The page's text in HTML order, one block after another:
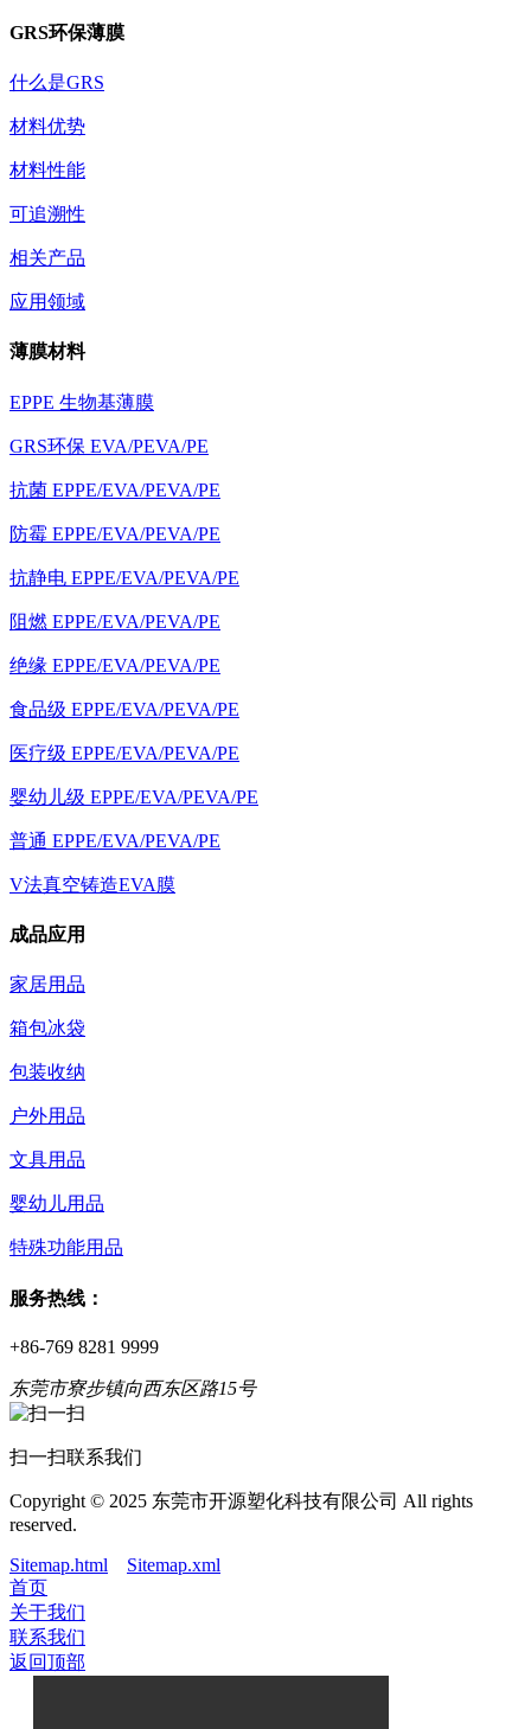
GRS环保薄膜
什么是GRS
材料优势
材料性能
可追溯性
相关产品
应用领域
薄膜材料
EPPE 生物基薄膜
GRS环保 EVA/PEVA/PE
抗菌 EPPE/EVA/PEVA/PE
防霉 EPPE/EVA/PEVA/PE
抗静电 EPPE/EVA/PEVA/PE
阻燃 EPPE/EVA/PEVA/PE
绝缘 EPPE/EVA/PEVA/PE
食品级 EPPE/EVA/PEVA/PE
医疗级 EPPE/EVA/PEVA/PE
婴幼儿级 EPPE/EVA/PEVA/PE
普通 EPPE/EVA/PEVA/PE
V法真空铸造EVA膜
成品应用
家居用品
箱包冰袋
包装收纳
户外用品
文具用品
婴幼儿用品
特殊功能用品
服务热线：
+86-769 8281 9999
东莞市寮步镇向西东区路15号
扫一扫联系我们
Copyright © 2025 东莞市开源塑化科技有限公司 All rights
reserved.
Sitemap.html
Sitemap.xml
首页
关于我们
联系我们
返回顶部